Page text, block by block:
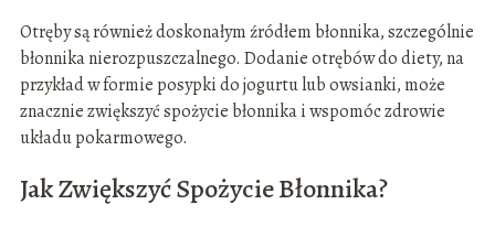
Otręby są również doskonałym źródłem błonnika, szczególnie
błonnika nierozpuszczalnego. Dodanie otrębów do diety, na
przykład w formie posypki do jogurtu lub owsianki, może
znacznie zwiększyć spożycie błonnika i wspomóc zdrowie
układu pokarmowego.
Jak Zwiększyć Spożycie Błonnika?